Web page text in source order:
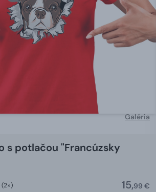
Galéria
s potlačou "Francúzsky
(2×) 15,99 €